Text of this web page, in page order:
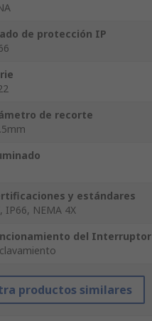
de protección IP
de recorte
y estándares
IP66, NEMA 4X
del Interruptor
productos similares